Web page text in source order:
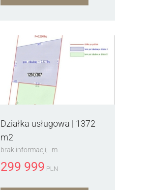
Działka usługowa | 1372
m2
brak informacji m
299 999 PLN